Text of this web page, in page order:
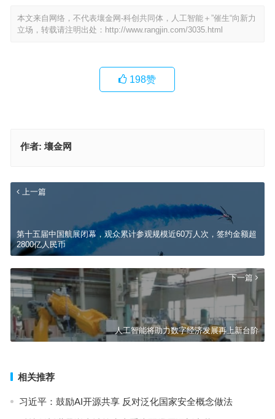
本文来自网络，不代表壤金网-科创共同体，人工智能＋”催生“向新力
立场，转载请注明出处： http://www.rangjin.com/3035.html
198赞
作者: 壤金网
上一篇
第十五届中国航展闭幕，观众累计参观规模近60万人次，签约金额超
2800亿人民币
下一篇
人工智能将助力数字经济发展再上新台阶
相关推荐
习近平：鼓励AI开源共享 反对泛化国家安全概念做法